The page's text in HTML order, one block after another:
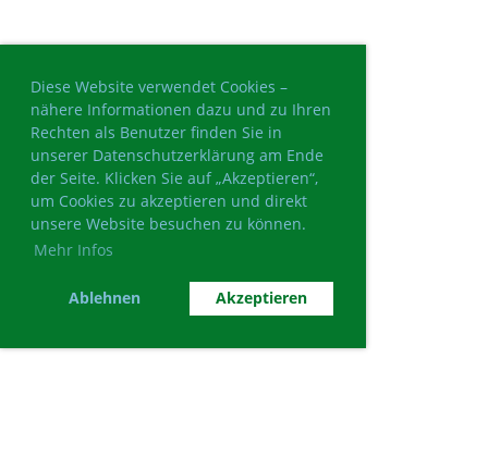
Diese Website verwendet Cookies –
nähere Informationen dazu und zu Ihren
Rechten als Benutzer finden Sie in
unserer Datenschutzerklärung am Ende
der Seite. Klicken Sie auf „Akzeptieren“,
um Cookies zu akzeptieren und direkt
unsere Website besuchen zu können.
Mehr Infos
Ablehnen Akzeptieren